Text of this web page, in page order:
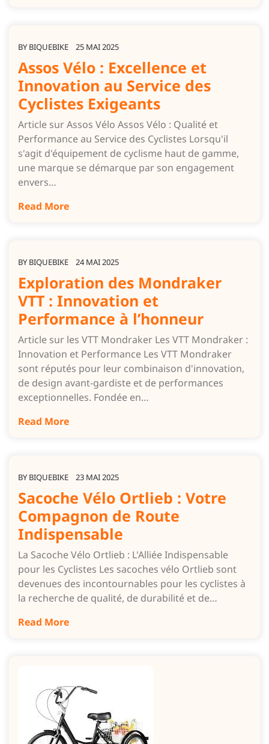
BY BIQUEBIKE 25 MAI 2025
Assos Vélo : Excellence et
Innovation au Service des
Cyclistes Exigeants
Article sur Assos Vélo Assos Vélo : Qualité et
Performance au Service des Cyclistes Lorsqu'il
s'agit d'équipement de cyclisme haut de gamme,
une marque se démarque par son engagement
envers…
Read More
BY BIQUEBIKE 24 MAI 2025
Exploration des Mondraker
VTT : Innovation et
Performance à l’honneur
Article sur les VTT Mondraker Les VTT Mondraker :
Innovation et Performance Les VTT Mondraker
sont réputés pour leur combinaison d'innovation,
de design avant-gardiste et de performances
exceptionnelles. Fondée en…
Read More
BY BIQUEBIKE 23 MAI 2025
Sacoche Vélo Ortlieb : Votre
Compagnon de Route
Indispensable
La Sacoche Vélo Ortlieb : L'Alliée Indispensable
pour les Cyclistes Les sacoches vélo Ortlieb sont
devenues des incontournables pour les cyclistes à
la recherche de qualité, de durabilité et de…
Read More